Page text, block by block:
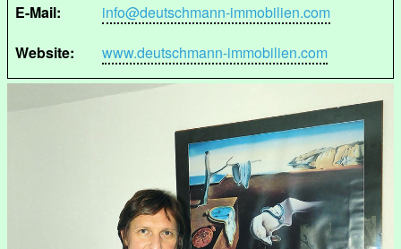
E-Mail:
info@deutschmann-immobilien.com
Website:
www.deutschmann-immobilien.com